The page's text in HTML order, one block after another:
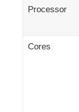
Processor
Cores